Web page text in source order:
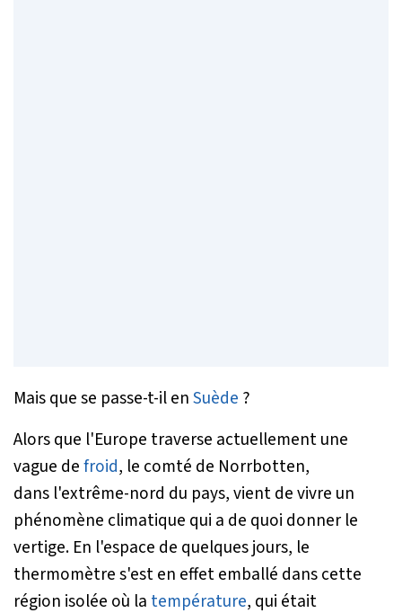
Mais que se passe-t-il enSuède ?
Alors que l'Europe traverse actuellement une
vague defroid, le comté de Norrbotten,
dans l'extrême-nord du pays, vient de vivre un
phénomène climatique qui a de quoi donner le
vertige. En l'espace de quelques jours, le
thermomètre s'est en effet emballé dans cette
région isolée où la température, qui était